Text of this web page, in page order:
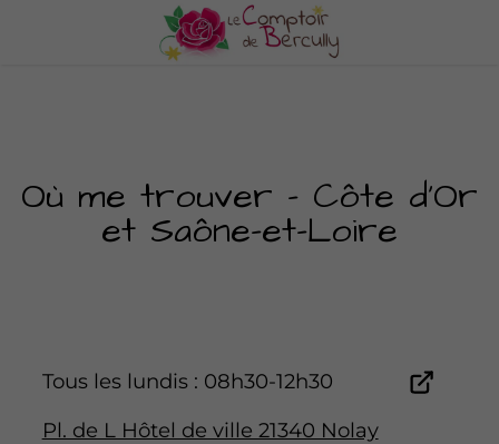
Où me trouver – Côte d'Or
et Saône-et-Loire
Tous les lundis : 08h30-12h30
Pl. de L Hôtel de ville 21340 Nolay